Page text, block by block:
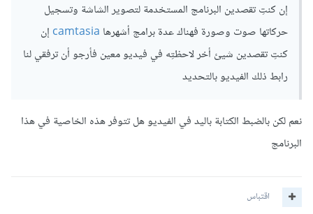
إن كنتِ تقصدين البرنامج المستخدمة لتصوير الشاشة وتسجيل
حركاتها صوت وصورة فهناك عدة برامج أشهرها camtasiaإن
كنتِ تقصدين شيئ أخر لاحظتِه في فيديو معين فأرجو أن ترفقي لنا
رابط ذلك الفيديو بالتحديد
نعم لكن بالضبط الكتابة باليد في الفيديو هل تتوفر هذه الخاصية في هذا
البرنامج
اقتباس